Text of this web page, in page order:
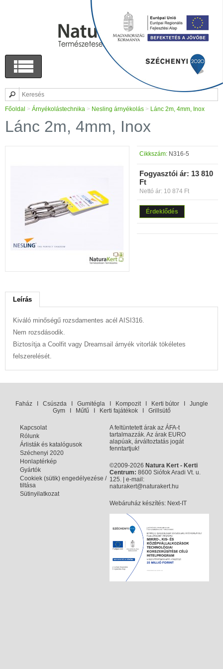
Főoldal > Árnyékolástechnika > Nesling árnyékolás > Lánc 2m, 4mm, Inox
Lánc 2m, 4mm, Inox
Cikkszám: N316-5
Fogyasztói ár: 13 810
Ft
Nettó ár: 10 874 Ft
Érdeklődés
Leírás
Kiváló minőségű rozsdamentes acél AISI316.
Nem rozsdásodik.
Biztosítja a Coolfit vagy Dreamsail árnyék vitorlák tökéletes
felszerelését.
FaházI CsúszdaI GumitéglaI KompozitI Kerti bútorI Jungle
GymI Műfű Kerti fajátékokI Grillsütő
Kapcsolat
Rólunk
Árlisták és katalógusok
Széchenyi 2020
Honlaptérkép
Gyártók
Cookiek (sütik) engedélyezése /
tiltása
Sütinyilatkozat
A feltüntetett árak az ÁFA-t
tartalmazzák. Az árak EURO
alapúak, árváltoztatás jogát
fenntartjuk!
©2009-2026 Natura Kert - Kerti
Centrum: 8600 Siófok Aradi Vt. u.
125. | e-mail:
naturakert@naturakert.hu
Webáruház készítés: Next-IT